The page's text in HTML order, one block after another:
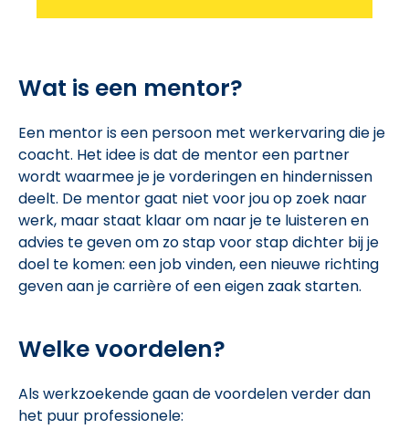
Wat is een mentor?
Een mentor is een persoon met werkervaring die je
coacht. Het idee is dat de mentor een partner
wordt waarmee je je vorderingen en hindernissen
deelt. De mentor gaat niet voor jou op zoek naar
werk, maar staat klaar om naar je te luisteren en
advies te geven om zo stap voor stap dichter bij je
doel te komen: een job vinden, een nieuwe richting
geven aan je carrière of een eigen zaak starten.
Welke voordelen?
Als werkzoekende gaan de voordelen verder dan
het puur professionele: